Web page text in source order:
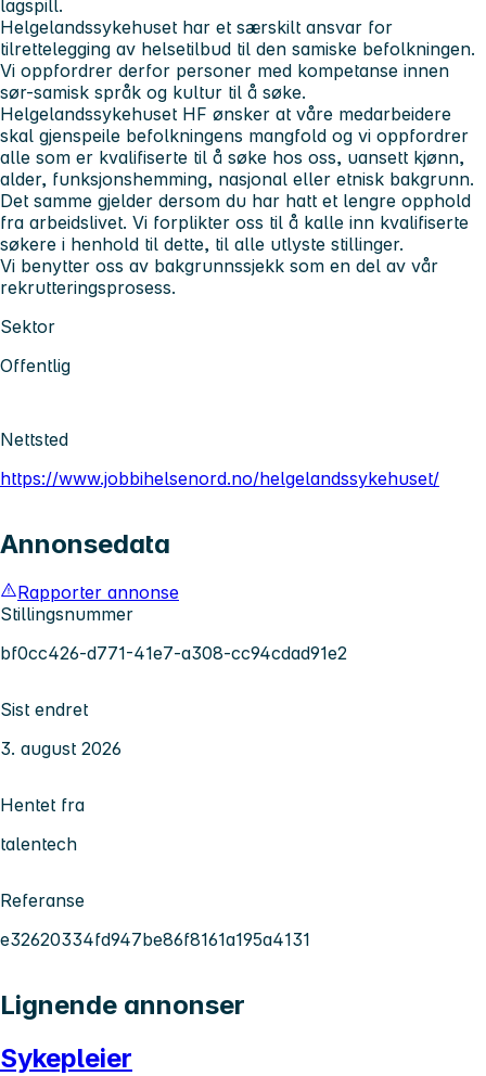
lagspill.
Helgelandssykehuset har et særskilt ansvar for
tilrettelegging av helsetilbud til den samiske befolkningen.
Vi oppfordrer derfor personer med kompetanse innen
sør-samisk språk og kultur til å søke.
Helgelandssykehuset HF ønsker at våre medarbeidere
skal gjenspeile befolkningens mangfold og vi oppfordrer
alle som er kvalifiserte til å søke hos oss, uansett kjønn,
alder, funksjonshemming, nasjonal eller etnisk bakgrunn.
Det samme gjelder dersom du har hatt et lengre opphold
fra arbeidslivet. Vi forplikter oss til å kalle inn kvalifiserte
søkere i henhold til dette, til alle utlyste stillinger.
Vi benytter oss av bakgrunnssjekk som en del av vår
rekrutteringsprosess.
Sektor
Offentlig
Nettsted
https://www.jobbihelsenord.no/helgelandssykehuset/
Annonsedata
Rapporter annonse
Stillingsnummer
bf0cc426-d771-41e7-a308-cc94cdad91e2
Sist endret
3. august 2026
Hentet fra
talentech
Referanse
e32620334fd947be86f8161a195a4131
Lignende annonser
Sykepleier